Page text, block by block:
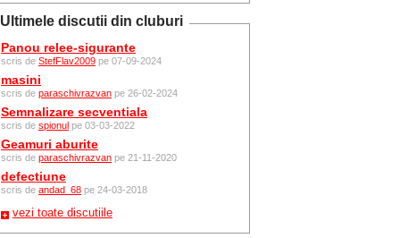
Ultimele discutii din cluburi
Panou relee-sigurante
scris de StefFlav2009 pe 07-09-2024
masini
scris de paraschivrazvan pe 26-02-2024
Semnalizare secventiala
scris de spionul pe 03-03-2022
Geamuri aburite
scris de paraschivrazvan pe 21-11-2020
defectiune
scris de andad_68 pe 24-03-2018
vezi toate discutiile